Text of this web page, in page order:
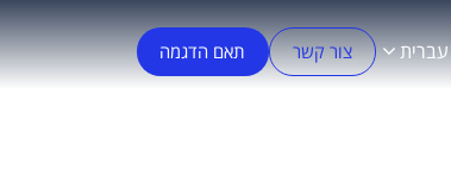
עברית צור קשר תאם הדגמה